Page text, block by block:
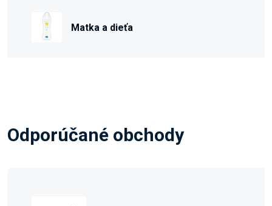
Matka a dieťa
Odporúčané obchody